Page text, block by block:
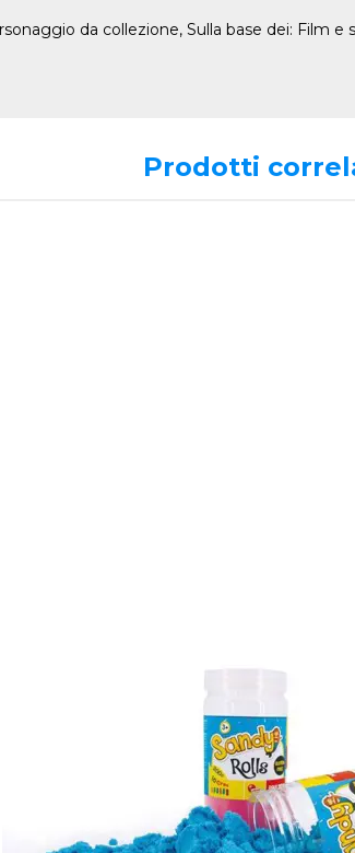
da collezione, Sulla base dei: Film e
Prodotti